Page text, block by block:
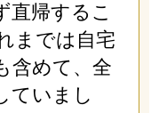
直帰するこ
までは自宅
含めて、全
ていまし